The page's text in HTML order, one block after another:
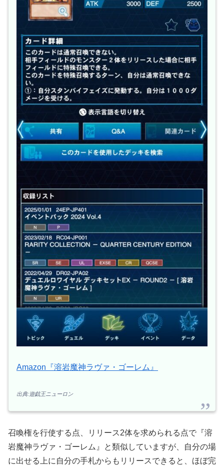
Amazon『溶岩魔神ラヴァ・ゴーレム』
出典:遊戯王ニューロン
召喚権を行使する点、リリース2体を求められる点で『溶
岩魔神ラヴァ・ゴーレム』と類似していますが、自分の場
に出せる上に自分の手札からもリリースできると、ほぼ完